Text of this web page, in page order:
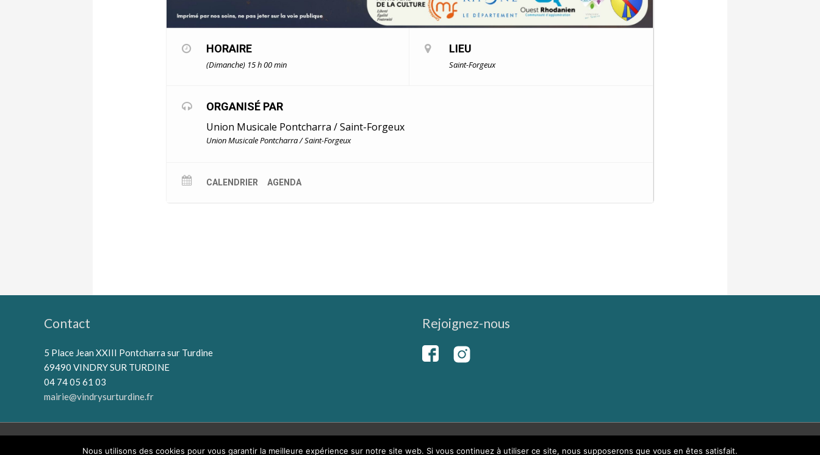
HORAIRE
(Dimanche) 15 h 00 min
LIEU
Saint-Forgeux
ORGANISÉ PAR
Union Musicale Pontcharra / Saint-Forgeux
Union Musicale Pontcharra / Saint-Forgeux
CALENDRIER AGENDA
Contact
5 Place Jean XXIII Pontcharra sur Turdine
69490 VINDRY SUR TURDINE
04 74 05 61 03
mairie@vindrysurturdine.fr
Rejoignez-nous
Nous utilisons des cookies pour vous garantir la meilleure expérience sur notre site web. Si vous continuez à utiliser ce site, nous supposerons que vous en êtes satisfait.